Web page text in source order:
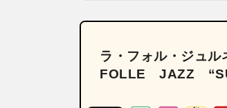
ラ・フォル・ジ
FOLLE JAZZ